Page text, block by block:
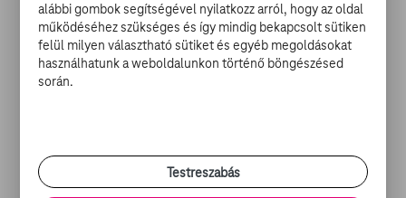
Kiosztották a 18. Los Angeles-i Magyar Filmfesztivál
díjait
Kiosztották a 18. Los Angeles-i Magyar Filmfesztivál
Nemzeti Filmalap az MTI-vel szerdán. A közlemény
szerint az október 18-tól november 1-jéig tartó fesztivál
alábbi gombok segítségével nyilatkozz arról, hogy az oldal
működéséhez szükséges és így mindig bekapcsolt sütiken
felül milyen választható sütiket és egyéb megoldásokat
használhatunk a weboldalunkon történő böngészésed
során.
Testreszabás